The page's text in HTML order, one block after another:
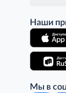
Наши
Мы в